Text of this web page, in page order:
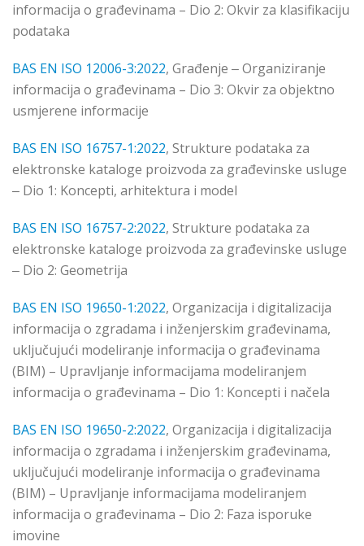
informacija o građevinama – Dio 2: Okvir za klasifikaciju
podataka
BAS EN ISO 12006-3:2022, Građenje ‒ Organiziranje
informacija o građevinama – Dio 3: Okvir za objektno
usmjerene informacije
BAS EN ISO 16757-1:2022, Strukture podataka za
elektronske kataloge proizvoda za građevinske usluge
‒ Dio 1: Koncepti, arhitektura i model
BAS EN ISO 16757-2:2022, Strukture podataka za
elektronske kataloge proizvoda za građevinske usluge
‒ Dio 2: Geometrija
BAS EN ISO 19650-1:2022, Organizacija i digitalizacija
informacija o zgradama i inženjerskim građevinama,
uključujući modeliranje informacija o građevinama
(BIM) – Upravljanje informacijama modeliranjem
informacija o građevinama – Dio 1: Koncepti i načela
BAS EN ISO 19650-2:2022, Organizacija i digitalizacija
informacija o zgradama i inženjerskim građevinama,
uključujući modeliranje informacija o građevinama
(BIM) – Upravljanje informacijama modeliranjem
informacija o građevinama – Dio 2: Faza isporuke
imovine